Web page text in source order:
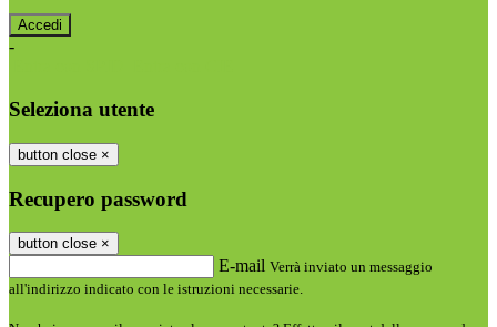
-
Seleziona utente
button close ×
Recupero password
button close ×
E-mail Verrà inviato un messaggio
all'indirizzo indicato con le istruzioni necessarie.